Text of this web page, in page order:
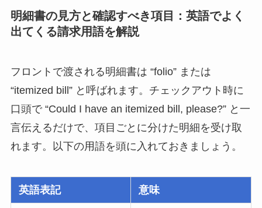
明細書の見方と確認すべき項目：英語でよく
出てくる請求用語を解説
フロントで渡される明細書は “folio” または
“itemized bill” と呼ばれます。チェックアウト時に
口頭で “Could I have an itemized bill, please?” と一
言伝えるだけで、項目ごとに分けた明細を受け取
れます。以下の用語を頭に入れておきましょう。
英語表記 意味